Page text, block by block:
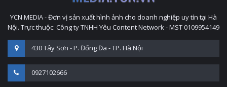
YCN MEDIA - Đơn vị sản xuất hình ảnh cho doanh nghiệp uy tín tại Hà
Nội. Trực thuộc: Công ty TNHH Yêu Content Network - MST 0109954149
430 Tây Sơn - P. Đống Đa - TP. Hà Nội
0927102666